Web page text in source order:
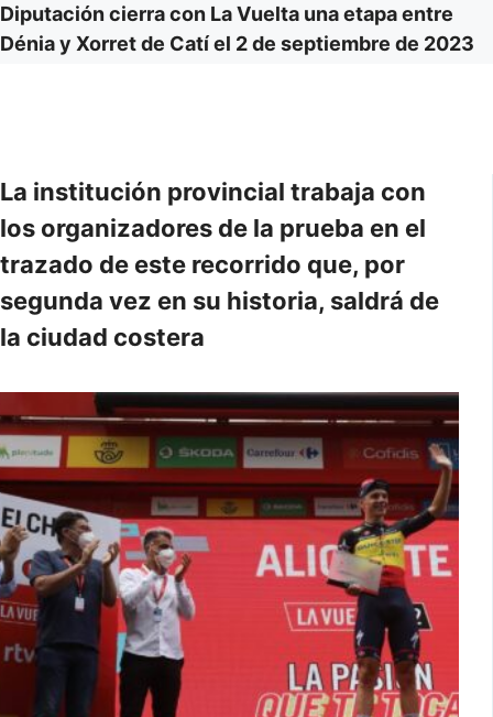
Diputación cierra con La Vuelta una etapa entre
Dénia y Xorret de Catí el 2 de septiembre de 2023
La institución provincial trabaja con
los organizadores de la prueba en el
trazado de este recorrido que, por
segunda vez en su historia, saldrá de
la ciudad costera